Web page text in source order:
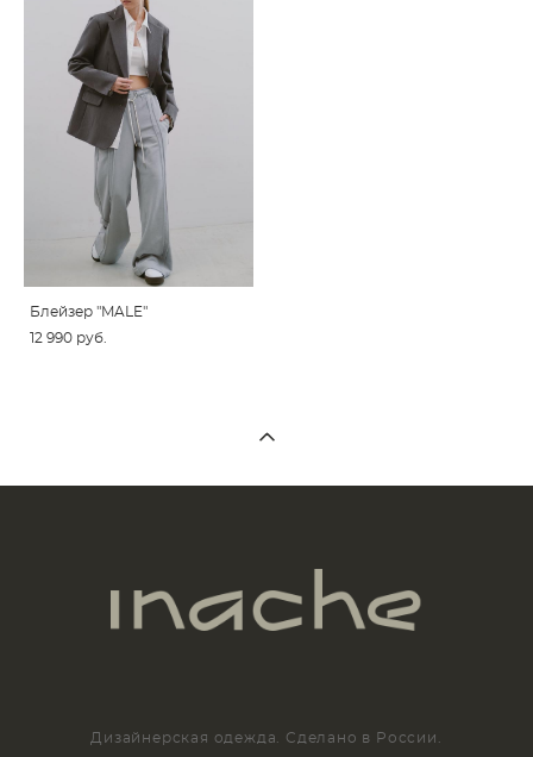
Блейзер "MALE"
12 990 pуб.
Дизайнерская одежда. Сделано в России.